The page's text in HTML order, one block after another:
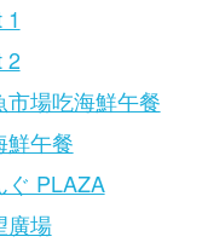
2
場吃海鮮午餐
鮮午餐
ぐ PLAZA
廣場